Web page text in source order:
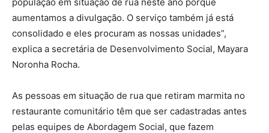
aumentamos a divulgação. O serviço também já está
consolidado e eles procuram as nossas unidades”,
explica a secretária de Desenvolvimento Social, Mayara
Noronha Rocha.
As pessoas em situação de rua que retiram marmita no
restaurante comunitário têm que ser cadastradas antes
pelas equipes de Abordagem Social, que fazem